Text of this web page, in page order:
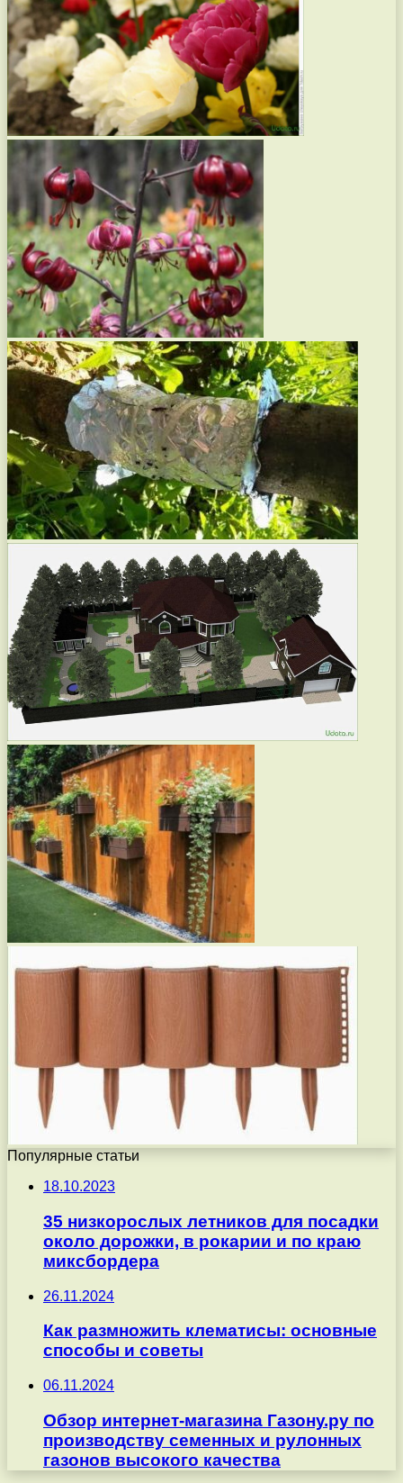
Популярные статьи
18.10.2023
35 низкорослых летников для посадки
около дорожки, в рокарии и по краю
миксбордера
26.11.2024
Как размножить клематисы: основные
способы и советы
06.11.2024
Обзор интернет-магазина Газону.ру по
производству семенных и рулонных
газонов высокого качества